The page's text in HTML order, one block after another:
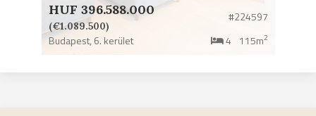
HUF 396.588.000
(€1.089.500)
#224597
Budapest, 6. kerület 4 115m2